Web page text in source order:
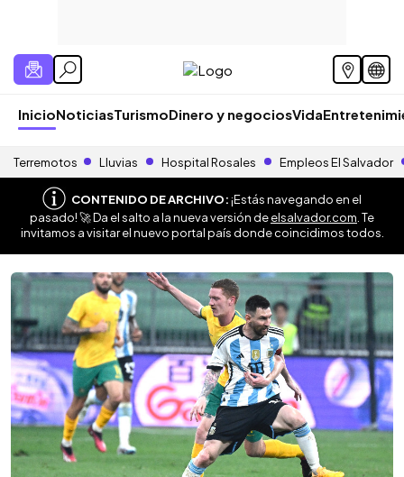
InicioNoticiasTurismoDinero y negociosVida
Terremotos Lluvias Hospital Rosales Empleos El Salvador
CONTENIDO DE ARCHIVO:¡Estás navegando en el
pasado! 🚀 Da el salto a la nueva versión deelsalvador.com . Te
invitamos a visitar el nuevo portal país donde coincidimos todos.